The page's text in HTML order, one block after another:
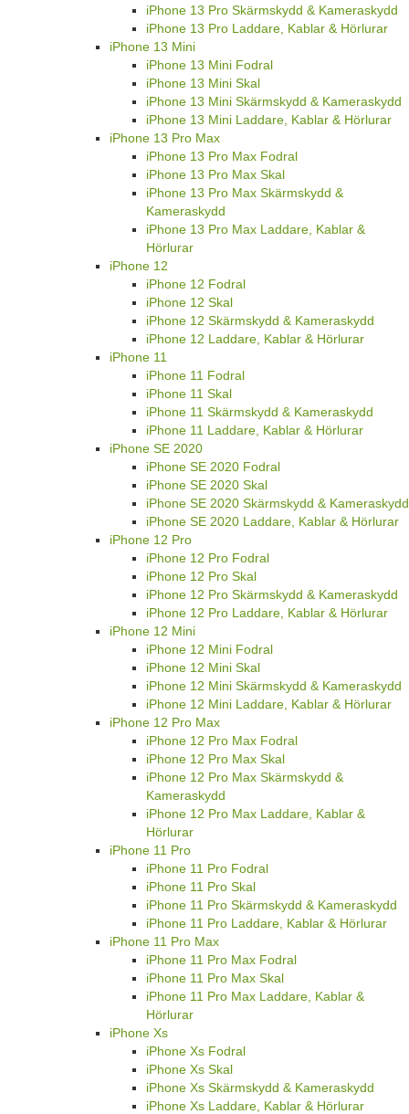
iPhone 13 Pro Skärmskydd & Kameraskydd
iPhone 13 Pro Laddare, Kablar & Hörlurar
iPhone 13 Mini
iPhone 13 Mini Fodral
iPhone 13 Mini Skal
iPhone 13 Mini Skärmskydd & Kameraskydd
iPhone 13 Mini Laddare, Kablar & Hörlurar
iPhone 13 Pro Max
iPhone 13 Pro Max Fodral
iPhone 13 Pro Max Skal
iPhone 13 Pro Max Skärmskydd &
Kameraskydd
iPhone 13 Pro Max Laddare, Kablar &
Hörlurar
iPhone 12
iPhone 12 Fodral
iPhone 12 Skal
iPhone 12 Skärmskydd & Kameraskydd
iPhone 12 Laddare, Kablar & Hörlurar
iPhone 11
iPhone 11 Fodral
iPhone 11 Skal
iPhone 11 Skärmskydd & Kameraskydd
iPhone 11 Laddare, Kablar & Hörlurar
iPhone SE 2020
iPhone SE 2020 Fodral
iPhone SE 2020 Skal
iPhone SE 2020 Skärmskydd & Kameraskydd
iPhone SE 2020 Laddare, Kablar & Hörlurar
iPhone 12 Pro
iPhone 12 Pro Fodral
iPhone 12 Pro Skal
iPhone 12 Pro Skärmskydd & Kameraskydd
iPhone 12 Pro Laddare, Kablar & Hörlurar
iPhone 12 Mini
iPhone 12 Mini Fodral
iPhone 12 Mini Skal
iPhone 12 Mini Skärmskydd & Kameraskydd
iPhone 12 Mini Laddare, Kablar & Hörlurar
iPhone 12 Pro Max
iPhone 12 Pro Max Fodral
iPhone 12 Pro Max Skal
iPhone 12 Pro Max Skärmskydd &
Kameraskydd
iPhone 12 Pro Max Laddare, Kablar &
Hörlurar
iPhone 11 Pro
iPhone 11 Pro Fodral
iPhone 11 Pro Skal
iPhone 11 Pro Skärmskydd & Kameraskydd
iPhone 11 Pro Laddare, Kablar & Hörlurar
iPhone 11 Pro Max
iPhone 11 Pro Max Fodral
iPhone 11 Pro Max Skal
iPhone 11 Pro Max Laddare, Kablar &
Hörlurar
iPhone Xs
iPhone Xs Fodral
iPhone Xs Skal
iPhone Xs Skärmskydd & Kameraskydd
iPhone Xs Laddare, Kablar & Hörlurar